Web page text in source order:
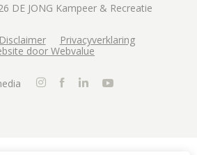
DE JONG Kampeer & Recreatie
Disclaimer
Privacyverklaring
door Webvalue